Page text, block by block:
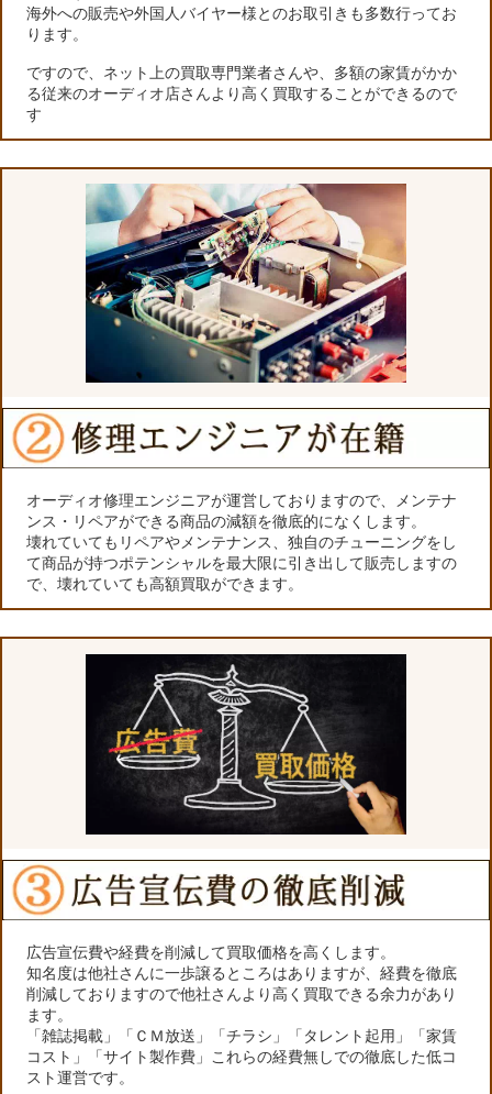
海外への販売や外国人バイヤー様とのお取引きも多数行ってお
ります。
ですので、ネット上の買取専門業者さんや、多額の家賃がかか
る従来のオーディオ店さんより高く買取することができるので
す
オーディオ修理エンジニアが運営しておりますので、メンテナ
ンス・リペアができる商品の減額を徹底的になくします。
壊れていてもリペアやメンテナンス、独自のチューニングをし
て商品が持つポテンシャルを最大限に引き出して販売しますの
で、壊れていても高額買取ができます。
広告宣伝費や経費を削減して買取価格を高くします。
知名度は他社さんに一歩譲るところはありますが、経費を徹底
削減しておりますので他社さんより高く買取できる余力があり
ます。
「雑誌掲載」「ＣＭ放送」「チラシ」「タレント起用」「家賃
コスト」「サイト製作費」これらの経費無しでの徹底した低コ
スト運営です。